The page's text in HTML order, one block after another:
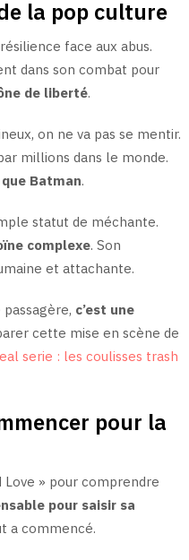
la pop culture
face aux abus.
dans son combat pour
de liberté.
on ne va pas se mentir.
millions dans le monde.
Batman.
statut de méchante.
complexe. Son
et attachante.
passagère, c’est une
cette mise en scène de
serie : les coulisses trash
pour la
Love » pour comprendre
pour saisir sa
a commencé.